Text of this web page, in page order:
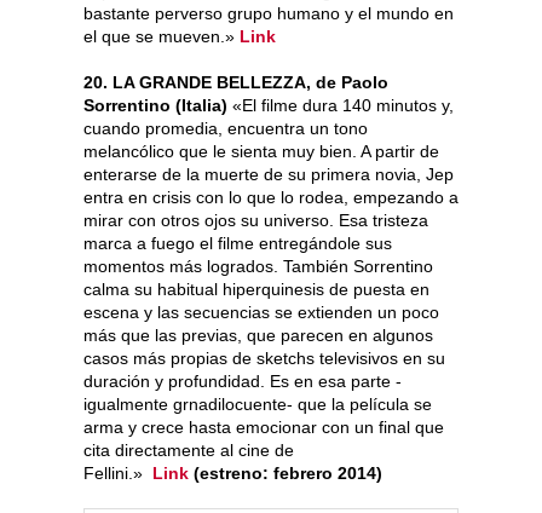
bastante perverso grupo humano y el mundo en
el que se mueven.» Link
20. LA GRANDE BELLEZZA, de Paolo
Sorrentino (Italia) «El filme dura 140 minutos y,
cuando promedia, encuentra un tono
melancólico que le sienta muy bien. A partir de
enterarse de la muerte de su primera novia, Jep
entra en crisis con lo que lo rodea, empezando a
mirar con otros ojos su universo. Esa tristeza
marca a fuego el filme entregándole sus
momentos más logrados. También Sorrentino
calma su habitual hiperquinesis de puesta en
escena y las secuencias se extienden un poco
más que las previas, que parecen en algunos
casos más propias de sketchs televisivos en su
duración y profundidad. Es en esa parte -
igualmente grnadilocuente- que la película se
arma y crece hasta emocionar con un final que
cita directamente al cine de
Fellini.» Link (estreno: febrero 2014)